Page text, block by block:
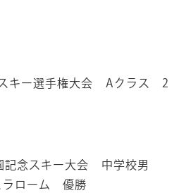
キー選手権大会 Aクラス 2
記念スキー大会 中学校男
ローム 優勝